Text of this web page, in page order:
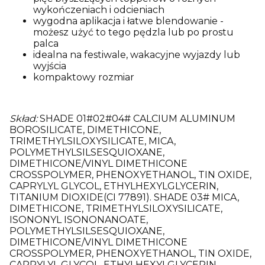
wykończeniach i odcieniach
wygodna aplikacja i łatwe blendowanie -
możesz użyć to tego pędzla lub po prostu
palca
idealna na festiwale, wakacyjne wyjazdy lub
wyjścia
kompaktowy rozmiar
Skład:SHADE 01#02#04# CALCIUM ALUMINUM
BOROSILICATE, DIMETHICONE,
TRIMETHYLSILOXYSILICATE, MICA,
POLYMETHYLSILSESQUIOXANE,
DIMETHICONE/VINYL DIMETHICONE
CROSSPOLYMER, PHENOXYETHANOL, TIN OXIDE,
CAPRYLYL GLYCOL, ETHYLHEXYLGLYCERIN,
TITANIUM DIOXIDE(CI 77891). SHADE 03# MICA,
DIMETHICONE, TRIMETHYLSILOXYSILICATE,
ISONONYL ISONONANOATE,
POLYMETHYLSILSESQUIOXANE,
DIMETHICONE/VINYL DIMETHICONE
CROSSPOLYMER, PHENOXYETHANOL, TIN OXIDE,